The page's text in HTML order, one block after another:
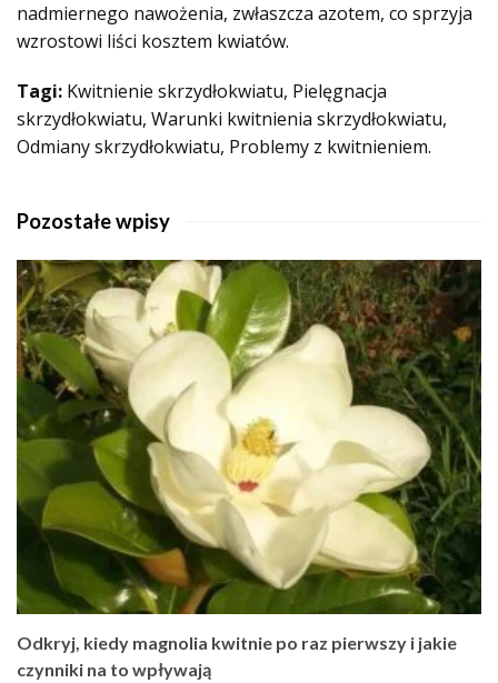
nadmiernego nawożenia, zwłaszcza azotem, co sprzyja
wzrostowi liści kosztem kwiatów.
Tagi: Kwitnienie skrzydłokwiatu, Pielęgnacja
skrzydłokwiatu, Warunki kwitnienia skrzydłokwiatu,
Odmiany skrzydłokwiatu, Problemy z kwitnieniem.
Pozostałe wpisy
Odkryj, kiedy magnolia kwitnie po raz pierwszy i jakie
czynniki na to wpływają